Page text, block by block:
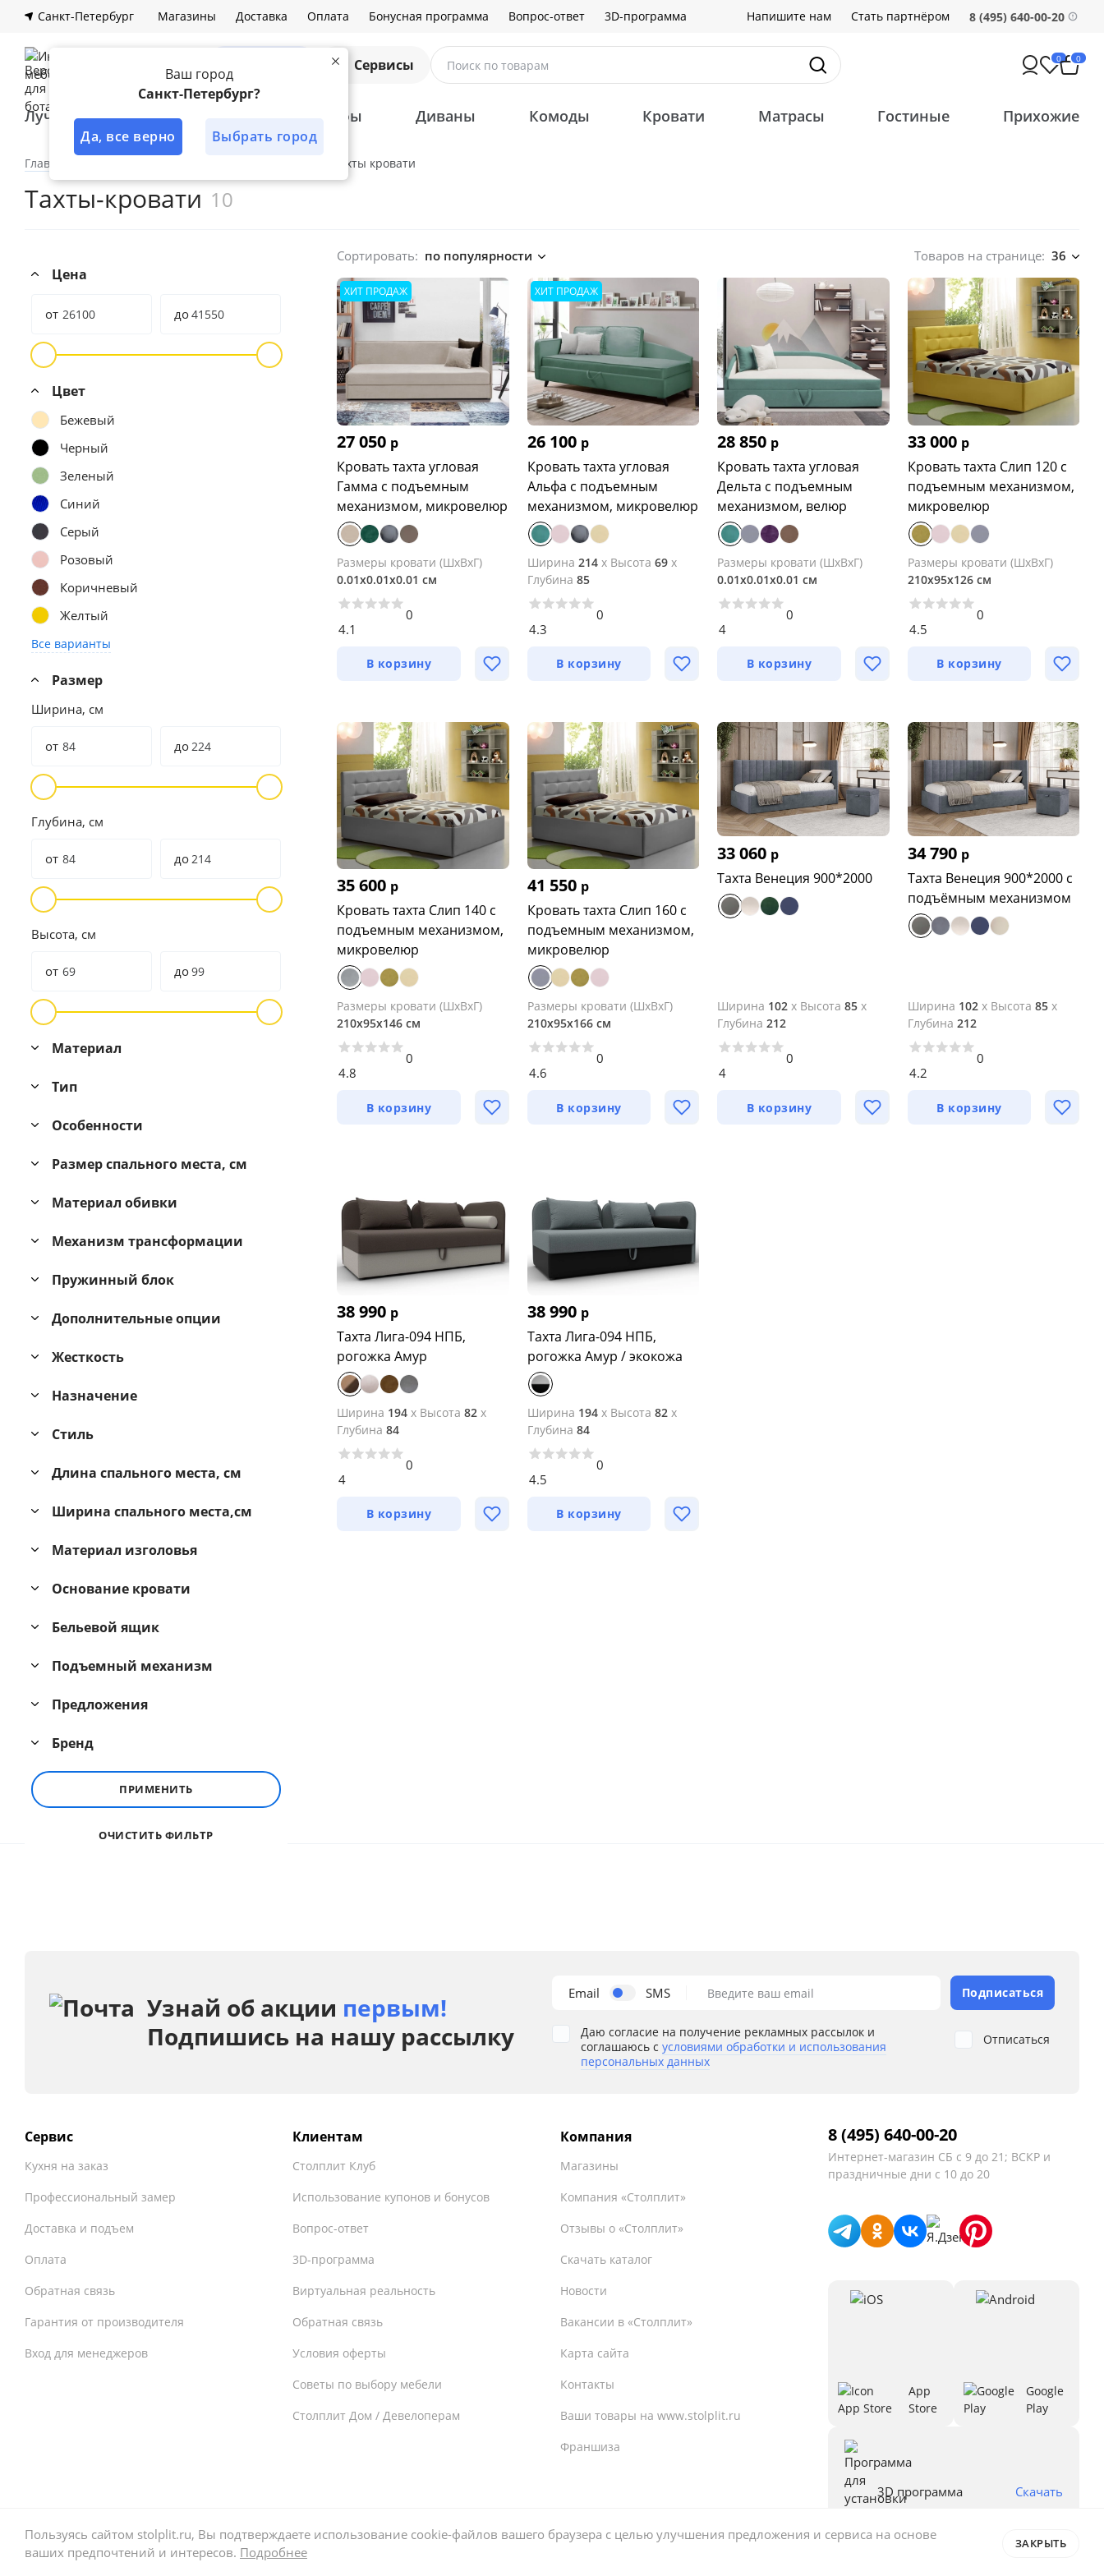
Пользуясь сайтом stolplit.ru, Вы подтверждаете использование cookie-файлов вашего браузера с целью улучшения предложения и сервиса на основе
ваших предпочтений и интересов. Подробнее
ЗАКРЫТЬ
Ваш город
Санкт-Петербург?
Да, все верно Выбрать город
Санкт-Петербург Магазины Доставка Оплата Бонусная программа Вопрос-ответ 3D-программа Напишите нам Стать партнёром 8 (495) 640-00-20
Сервисы Поиск по товарам 0 0
Лучшее решение Шкафы Диваны Комоды Кровати Матрасы Гостиные Прихожие
Главная Тахты кровати
Тахты-кровати 10
Цена
от до
Цвет
Бежевый
Черный
Зеленый
Синий
Серый
Розовый
Коричневый
Желтый
Все варианты
Размер
Ширина, см
от до
Глубина, см
от до
Высота, см
от до
Материал
Тип
Особенности
Размер спального места, см
Материал обивки
Механизм трансформации
Пружинный блок
Дополнительные опции
Жесткость
Назначение
Стиль
Длина спального места, см
Ширина спального места,см
Материал изголовья
Основание кровати
Бельевой ящик
Подъемный механизм
Предложения
Бренд
ПРИМЕНИТЬ
ОЧИСТИТЬ ФИЛЬТР
Сортировать: по популярности Товаров на странице: 36
ХИТ ПРОДАЖ
27 050 р
Кровать тахта угловая
Гамма с подъемным
механизмом, микровелюр
Размеры кровати (ШхВхГ)
0.01х0.01х0.01 см
4.1
0
В корзину
ХИТ ПРОДАЖ
26 100 р
Кровать тахта угловая
Альфа с подъемным
механизмом, микровелюр
Ширина 214x Высота 69x
Глубина 85
4.3
0
В корзину
28 850 р
Кровать тахта угловая
Дельта с подъемным
механизмом, велюр
Размеры кровати (ШхВхГ)
0.01х0.01х0.01 см
4
0
В корзину
33 000 р
Кровать тахта Слип 120 с
подъемным механизмом,
микровелюр
Размеры кровати (ШхВхГ)
210х95х126 см
4.5
0
В корзину
35 600 р
Кровать тахта Слип 140 с
подъемным механизмом,
микровелюр
Размеры кровати (ШхВхГ)
210х95х146 см
4.8
0
В корзину
41 550 р
Кровать тахта Слип 160 с
подъемным механизмом,
микровелюр
Размеры кровати (ШхВхГ)
210х95х166 см
4.6
0
В корзину
33 060 р
Тахта Венеция 900*2000
Ширина 102 x Высота 85 x
Глубина 212
4
0
В корзину
34 790 р
Тахта Венеция 900*2000 с
подъёмным механизмом
Ширина 102x Высота 85x
Глубина 212
4.2
0
В корзину
38 990 р
Тахта Лига-094 НПБ,
рогожка Амур
Ширина 194 x Высота 82 x
Глубина 84
4
0
В корзину
38 990 р
Тахта Лига-094 НПБ,
рогожка Амур / экокожа
Ширина 194x Высота 82x
Глубина 84
4.5
0
В корзину
Узнай об акции первым!
Подпишись на нашу рассылку
Email SMS Введите ваш email Подписаться
Даю согласие на получение рекламных рассылок и
соглашаюсь с условиями обработки и использования
персональных данных
Отписаться
Сервис
Кухня на заказ
Профессиональный замер
Доставка и подъем
Оплата
Обратная связь
Гарантия от производителя
Вход для менеджеров
Клиентам
Столплит Клуб
Использование купонов и бонусов
Вопрос-ответ
3D-программа
Виртуальная реальность
Обратная связь
Условия оферты
Советы по выбору мебели
Столплит Дом / Девелоперам
Компания
Магазины
Компания «Столплит»
Отзывы о «Столплит»
Скачать каталог
Новости
Вакансии в «Столплит»
Карта сайта
Контакты
Ваши товары на www.stolplit.ru
Франшиза
8 (495) 640-00-20
Интернет-магазин СБ с 9 до 21; ВСКР и
праздничные дни с 10 до 20
App
Store
Google
Play
3D программа Скачать